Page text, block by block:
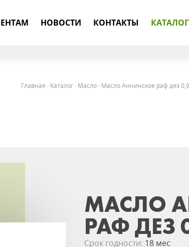
НОВОСТИ КОНТАКТЫ КАТАЛОГ
Главная · Каталог · Масло · Масло Аннинское раф дез
МАСЛО
РАФ ДЕЗ
Срок годности: 18 мес